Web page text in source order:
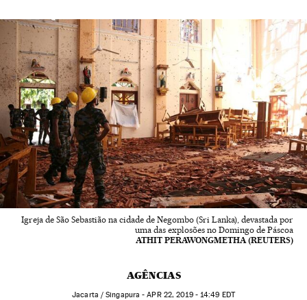
Igreja de São Sebastião na cidade de Negombo (Sri Lanka), devastada por
uma das explosões no Domingo de Páscoa
ATHIT PERAWONGMETHA (REUTERS)
AGÊNCIAS
Jacarta / Singapura -APR22, 2019 - 14:49 EDT